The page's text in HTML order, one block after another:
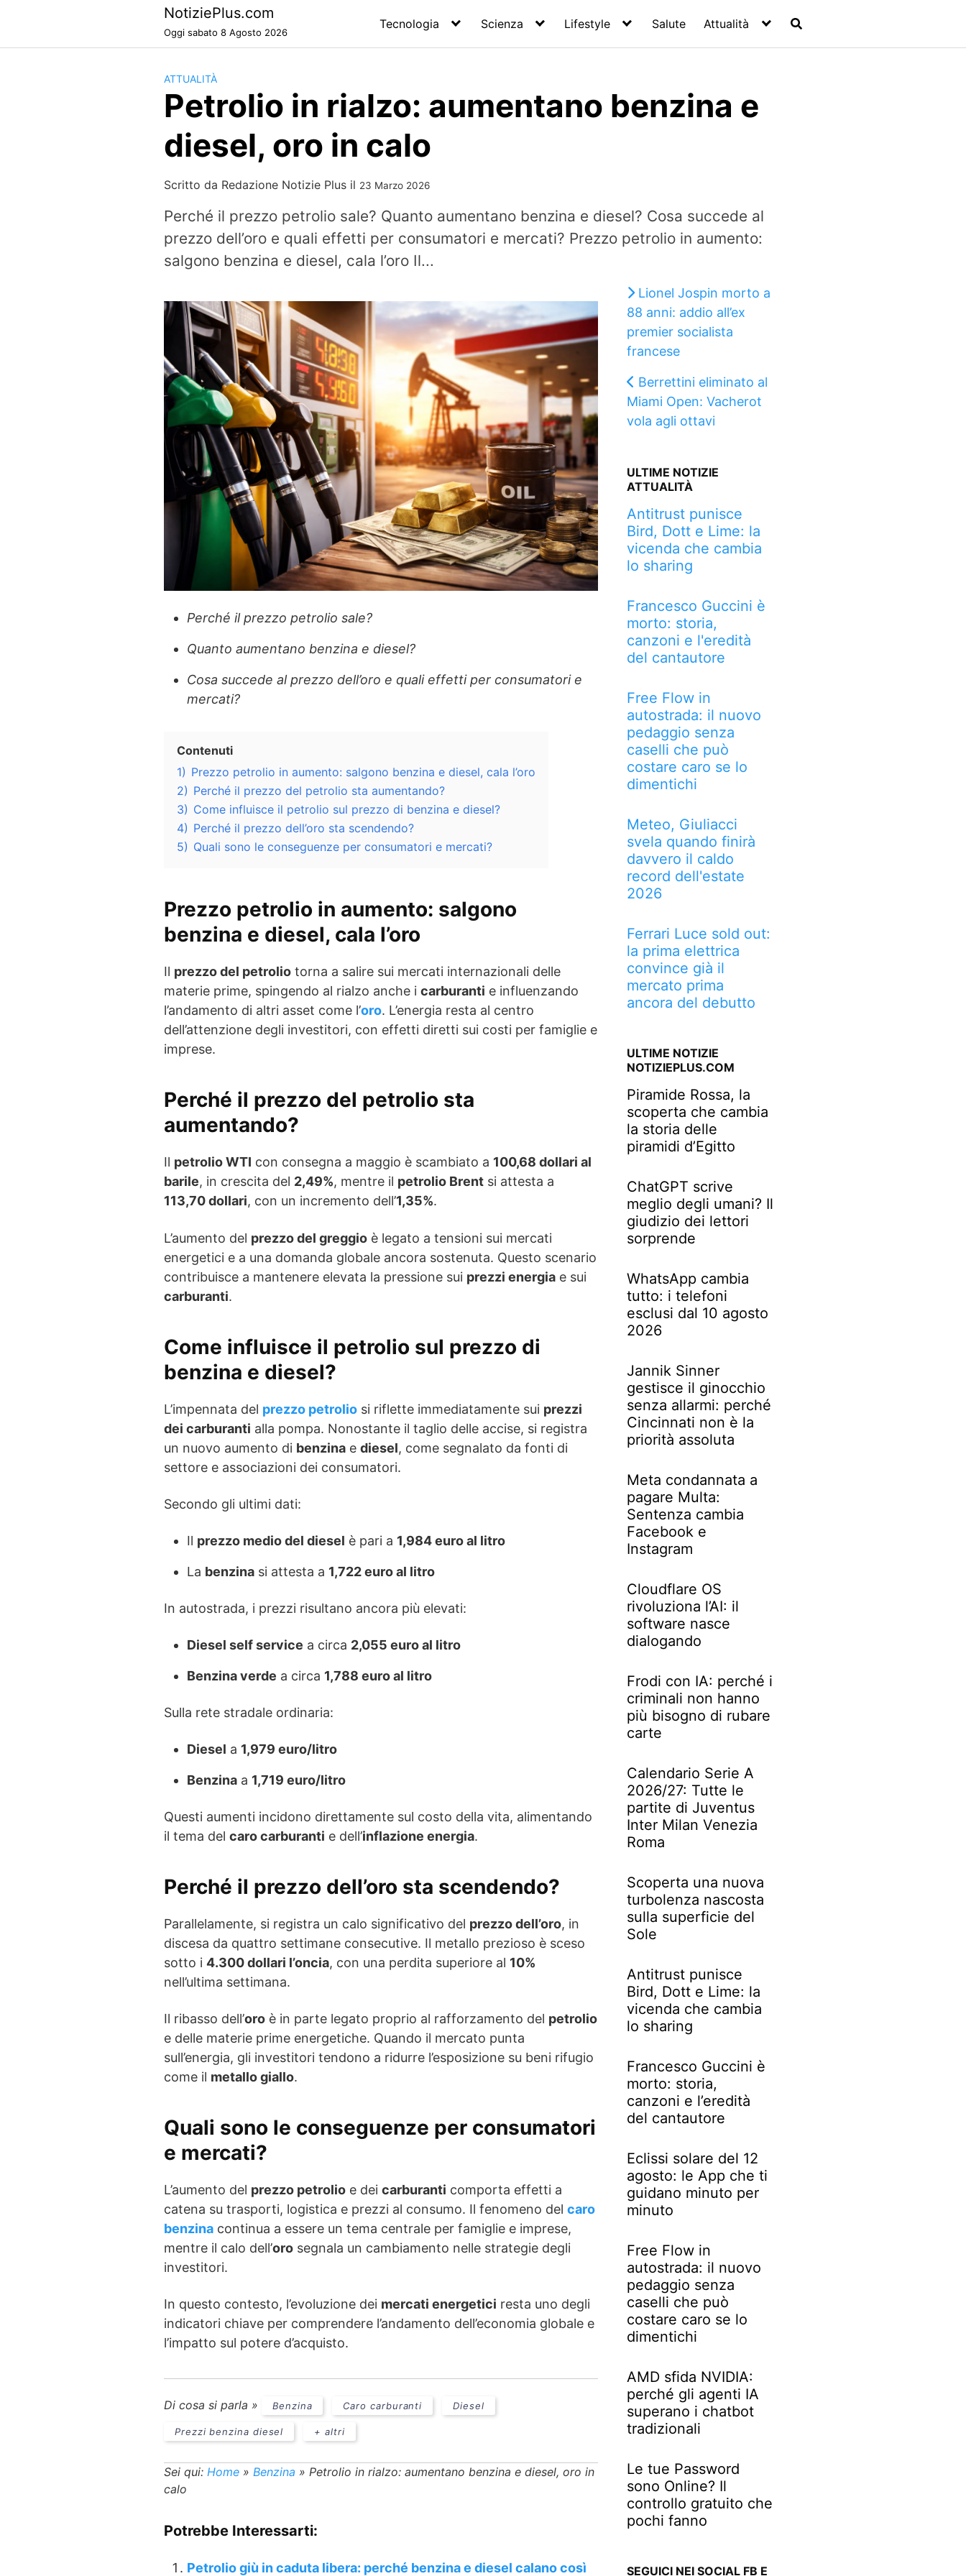
NotiziePlus.com
Oggi sabato 8 Agosto 2026
Tecnologia Scienza Lifestyle Salute Attualità
ATTUALITÀ
Petrolio in rialzo: aumentano benzina e
diesel, oro in calo
Scritto da Redazione Notizie Plus il 23 Marzo 2026
Perché il prezzo petrolio sale? Quanto aumentano benzina e diesel? Cosa succede al
prezzo dell’oro e quali effetti per consumatori e mercati? Prezzo petrolio in aumento:
salgono benzina e diesel, cala l’oro Il...
Perché il prezzo petrolio sale?
Quanto aumentano benzina e diesel?
Cosa succede al prezzo dell’oro e quali effetti per consumatori e
mercati?
Contenuti
1) Prezzo petrolio in aumento: salgono benzina e diesel, cala l’oro
2) Perché il prezzo del petrolio sta aumentando?
3) Come influisce il petrolio sul prezzo di benzina e diesel?
4) Perché il prezzo dell’oro sta scendendo?
5) Quali sono le conseguenze per consumatori e mercati?
Prezzo petrolio in aumento: salgono
benzina e diesel, cala l’oro
Il prezzo del petrolio torna a salire sui mercati internazionali delle
materie prime, spingendo al rialzo anche i carburanti e influenzando
l’andamento di altri asset come l’oro. L’energia resta al centro
dell’attenzione degli investitori, con effetti diretti sui costi per famiglie e
imprese.
Perché il prezzo del petrolio sta
aumentando?
Il petrolio WTI con consegna a maggio è scambiato a 100,68 dollari al
barile, in crescita del 2,49%, mentre il petrolio Brent si attesta a
113,70 dollari, con un incremento dell’1,35%.
L’aumento del prezzo del greggio è legato a tensioni sui mercati
energetici e a una domanda globale ancora sostenuta. Questo scenario
contribuisce a mantenere elevata la pressione sui prezzi energia e sui
carburanti.
Come influisce il petrolio sul prezzo di
benzina e diesel?
L’impennata del prezzo petrolio si riflette immediatamente sui prezzi
dei carburanti alla pompa. Nonostante il taglio delle accise, si registra
un nuovo aumento di benzina e diesel, come segnalato da fonti di
settore e associazioni dei consumatori.
Secondo gli ultimi dati:
Il prezzo medio del diesel è pari a 1,984 euro al litro
La benzina si attesta a 1,722 euro al litro
In autostrada, i prezzi risultano ancora più elevati:
Diesel self service a circa 2,055 euro al litro
Benzina verde a circa 1,788 euro al litro
Sulla rete stradale ordinaria:
Diesel a 1,979 euro/litro
Benzina a 1,719 euro/litro
Questi aumenti incidono direttamente sul costo della vita, alimentando
il tema del caro carburanti e dell’inflazione energia.
Perché il prezzo dell’oro sta scendendo?
Parallelamente, si registra un calo significativo del prezzo dell’oro, in
discesa da quattro settimane consecutive. Il metallo prezioso è sceso
sotto i 4.300 dollari l’oncia, con una perdita superiore al 10%
nell’ultima settimana.
Il ribasso dell’oro è in parte legato proprio al rafforzamento del petrolio
e delle materie prime energetiche. Quando il mercato punta
sull’energia, gli investitori tendono a ridurre l’esposizione su beni rifugio
come il metallo giallo.
Quali sono le conseguenze per consumatori
e mercati?
L’aumento del prezzo petrolio e dei carburanti comporta effetti a
catena su trasporti, logistica e prezzi al consumo. Il fenomeno del caro
benzina continua a essere un tema centrale per famiglie e imprese,
mentre il calo dell’oro segnala un cambiamento nelle strategie degli
investitori.
In questo contesto, l’evoluzione dei mercati energetici resta uno degli
indicatori chiave per comprendere l’andamento dell’economia globale e
l’impatto sul potere d’acquisto.
Di cosa si parla » Benzina Caro carburanti Diesel
Prezzi benzina diesel + altri
Sei qui: Home » Benzina » Petrolio in rialzo: aumentano benzina e diesel, oro in
calo
Potrebbe Interessarti:
Petrolio giù in caduta libera: perché benzina e diesel calano così
Lionel Jospin morto a
88 anni: addio all’ex
premier socialista
francese
Berrettini eliminato al
Miami Open: Vacherot
vola agli ottavi
ULTIME NOTIZIE
ATTUALITÀ
Antitrust punisce
Bird, Dott e Lime: la
vicenda che cambia
lo sharing
Francesco Guccini è
morto: storia,
canzoni e l'eredità
del cantautore
Free Flow in
autostrada: il nuovo
pedaggio senza
caselli che può
costare caro se lo
dimentichi
Meteo, Giuliacci
svela quando finirà
davvero il caldo
record dell'estate
2026
Ferrari Luce sold out:
la prima elettrica
convince già il
mercato prima
ancora del debutto
ULTIME NOTIZIE
NOTIZIEPLUS.COM
Piramide Rossa, la
scoperta che cambia
la storia delle
piramidi d’Egitto
ChatGPT scrive
meglio degli umani? Il
giudizio dei lettori
sorprende
WhatsApp cambia
tutto: i telefoni
esclusi dal 10 agosto
2026
Jannik Sinner
gestisce il ginocchio
senza allarmi: perché
Cincinnati non è la
priorità assoluta
Meta condannata a
pagare Multa:
Sentenza cambia
Facebook e
Instagram
Cloudflare OS
rivoluziona l’AI: il
software nasce
dialogando
Frodi con IA: perché i
criminali non hanno
più bisogno di rubare
carte
Calendario Serie A
2026/27: Tutte le
partite di Juventus
Inter Milan Venezia
Roma
Scoperta una nuova
turbolenza nascosta
sulla superficie del
Sole
Antitrust punisce
Bird, Dott e Lime: la
vicenda che cambia
lo sharing
Francesco Guccini è
morto: storia,
canzoni e l’eredità
del cantautore
Eclissi solare del 12
agosto: le App che ti
guidano minuto per
minuto
Free Flow in
autostrada: il nuovo
pedaggio senza
caselli che può
costare caro se lo
dimentichi
AMD sfida NVIDIA:
perché gli agenti IA
superano i chatbot
tradizionali
Le tue Password
sono Online? Il
controllo gratuito che
pochi fanno
SEGUICI NEI SOCIAL FB E